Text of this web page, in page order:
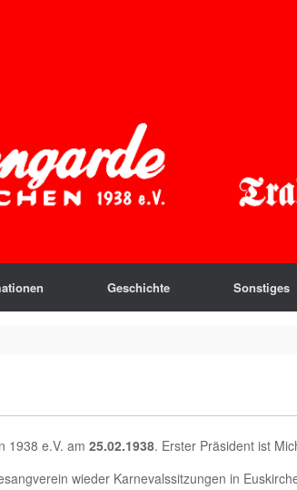
Geschichte Sonstiges
1938 e.V. am 25.02.1938. Erster Präsident ist
wieder Karnevalssitzungen in